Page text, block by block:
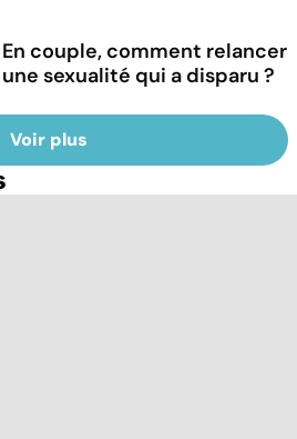
En couple, comment relancer
une sexualité qui a disparu ?
Voir plus